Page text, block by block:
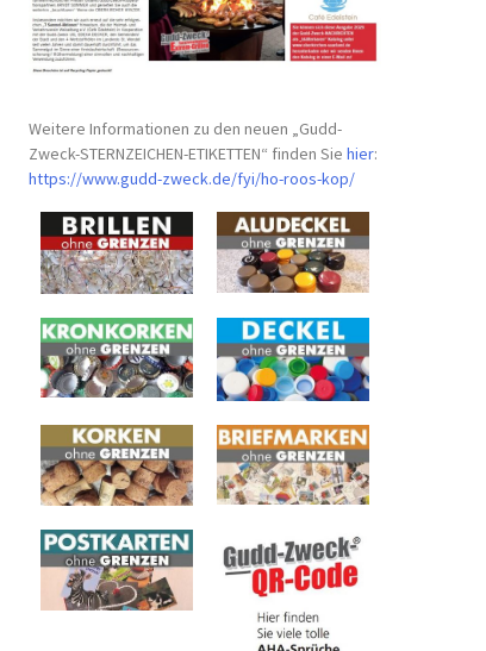
Weitere Informationen zu den neuen „Gudd-
Zweck-STERNZEICHEN-ETIKETTEN“ finden Siehier:
https://www.gudd-zweck.de/fyi/ho-roos-kop/